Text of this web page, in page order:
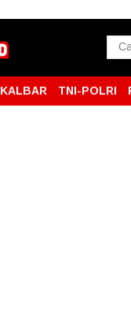
KALBAR TNI-POLRI